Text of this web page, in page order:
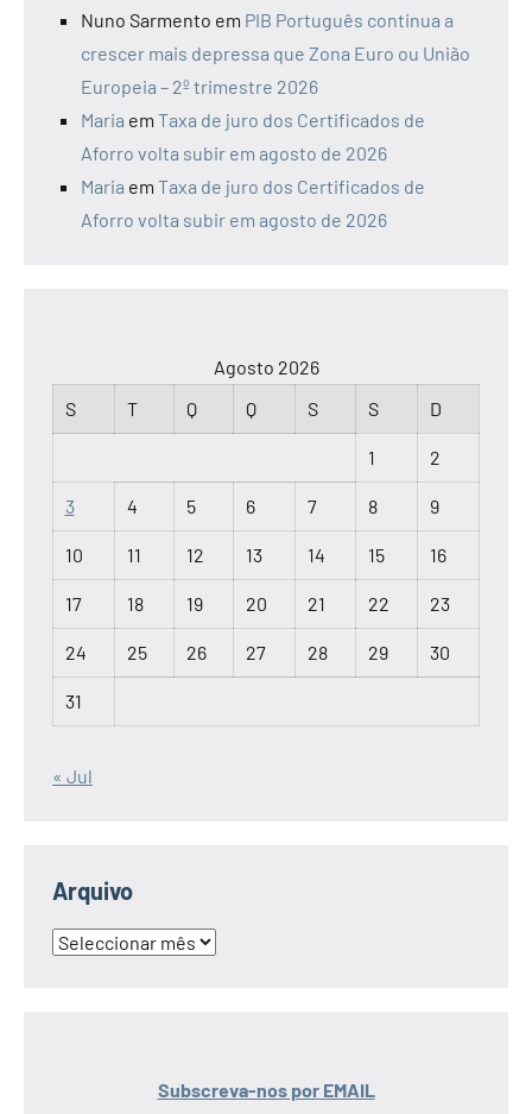
Nuno Sarmento em PIB Português continua a
crescer mais depressa que Zona Euro ou União
Europeia – 2º trimestre 2026
Maria em Taxa de juro dos Certificados de
Aforro volta subir em agosto de 2026
Maria em Taxa de juro dos Certificados de
Aforro volta subir em agosto de 2026
Agosto 2026
S
T Q Q S S D
1 2
3 4 5 6 7 8 9
10 11 12 13 14 15 16
17 18 19 20 21 22 23
24 25 26 27 28 29 30
31
« Jul
Arquivo
Arquivo
Subscreva-nos por EMAIL